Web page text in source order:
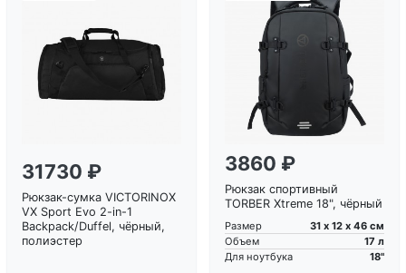
Загрузка...
31730 ₽
Рюкзак-сумка VICTORINOX
VX Sport Evo 2-in-1
Backpack/Duffel, чёрный,
полиэстер
Загрузка...
3860 ₽
Рюкзак спортивный
TORBER Xtreme 18", чёрный
Размер
31 х 12 х 46 см
Объем
17 л
Для ноутбука
18"